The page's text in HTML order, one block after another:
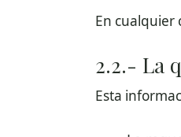
En cualquier
2.2.- La
Esta